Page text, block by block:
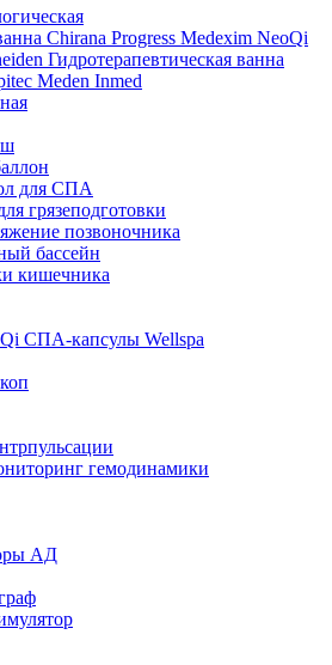
Chirana Progress Medexim NeoQi
Гидротерапевтическая ванна
Meden Inmed
для СПА
грязеподготовки
позвоночника
бассейн
кишечника
СПА-капсулы Wellspa
гемодинамики
АД